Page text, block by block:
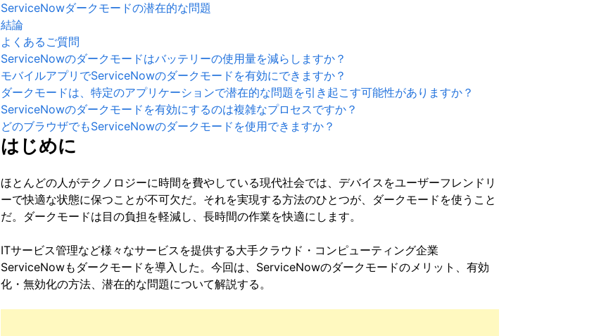
ServiceNowダークモードの潜在的な問題
結論
よくあるご質問
ServiceNowのダークモードはバッテリーの使用量を減らしますか？
モバイルアプリでServiceNowのダークモードを有効にできますか？
ダークモードは、特定のアプリケーションで潜在的な問題を引き起こす可能性がありますか？
ServiceNowのダークモードを有効にするのは複雑なプロセスですか？
どのブラウザでもServiceNowのダークモードを使用できますか？
はじめに
ほとんどの人がテクノロジーに時間を費やしている現代社会では、デバイスをユーザーフレンドリ
ーで快適な状態に保つことが不可欠だ。それを実現する方法のひとつが、ダークモードを使うこと
だ。ダークモードは目の負担を軽減し、長時間の作業を快適にします。
ITサービス管理など様々なサービスを提供する大手クラウド・コンピューティング企業
ServiceNowもダークモードを導入した。今回は、ServiceNowのダークモードのメリット、有効
化・無効化の方法、潜在的な問題について解説する。